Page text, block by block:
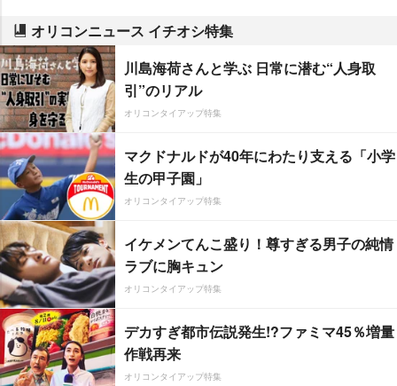
オリコンニュース イチオシ特集
川島海荷さんと学ぶ 日常に潜む“人身取
引”のリアル
オリコンタイアップ特集
マクドナルドが40年にわたり支える「小学
生の甲子園」
オリコンタイアップ特集
イケメンてんこ盛り！尊すぎる男子の純情
ラブに胸キュン
オリコンタイアップ特集
デカすぎ都市伝説発生!?ファミマ45％増量
作戦再来
オリコンタイアップ特集